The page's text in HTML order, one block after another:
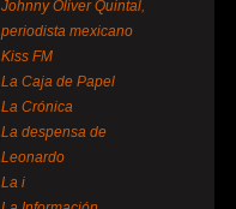
Johnny Oliver Quintal,
periodista mexicano
Kiss FM
La Caja de Papel
La Crónica
La despensa de
Leonardo
La i